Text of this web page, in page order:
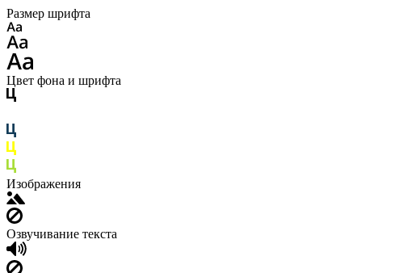
Размер шрифта
Цвет фона и шрифта
Изображения
Озвучивание текста